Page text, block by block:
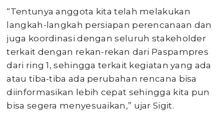
“Tentunya anggota kita telah melakukan
langkah-langkah persiapan perencanaan dan
juga koordinasi dengan seluruh stakeholder
terkait dengan rekan-rekan dari Paspampres
dari ring 1, sehingga terkait kegiatan yang ada
atau tiba-tiba ada perubahan rencana bisa
diinformasikan lebih cepat sehingga kita pun
bisa segera menyesuaikan,” ujar Sigit.